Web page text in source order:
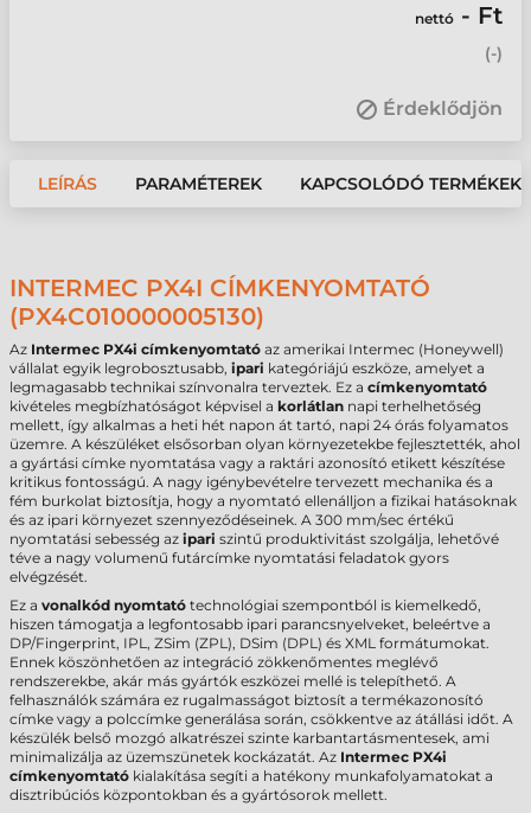
nettó - Ft
(-)
Érdeklődjön
LEÍRÁS PARAMÉTEREK KAPCSOLÓDÓ TERMÉKEK
INTERMEC PX4I CÍMKENYOMTATÓ
(PX4C010000005130)
Az Intermec PX4i címkenyomtató az amerikai Intermec (Honeywell)
vállalat egyik legrobosztusabb, ipari kategóriájú eszköze, amelyet a
legmagasabb technikai színvonalra terveztek. Ez a címkenyomtató
kivételes megbízhatóságot képvisel a korlátlan napi terhelhetőség
mellett, így alkalmas a heti hét napon át tartó, napi 24 órás folyamatos
üzemre. A készüléket elsősorban olyan környezetekbe fejlesztették, ahol
a gyártási címke nyomtatása vagy a raktári azonosító etikett készítése
kritikus fontosságú. A nagy igénybevételre tervezett mechanika és a
fém burkolat biztosítja, hogy a nyomtató ellenálljon a fizikai hatásoknak
és az ipari környezet szennyeződéseinek. A 300 mm/sec értékű
nyomtatási sebesség az ipari szintű produktivitást szolgálja, lehetővé
téve a nagy volumenű futárcímke nyomtatási feladatok gyors
elvégzését.
Ez a vonalkód nyomtató technológiai szempontból is kiemelkedő,
hiszen támogatja a legfontosabb ipari parancsnyelveket, beleértve a
DP/Fingerprint, IPL, ZSim (ZPL), DSim (DPL) és XML formátumokat.
Ennek köszönhetően az integráció zökkenőmentes meglévő
rendszerekbe, akár más gyártók eszközei mellé is telepíthető. A
felhasználók számára ez rugalmasságot biztosít a termékazonosító
címke vagy a polccímke generálása során, csökkentve az átállási időt. A
készülék belső mozgó alkatrészei szinte karbantartásmentesek, ami
minimalizálja az üzemszünetek kockázatát. Az Intermec PX4i
címkenyomtató kialakítása segíti a hatékony munkafolyamatokat a
disztribúciós központokban és a gyártósorok mellett.